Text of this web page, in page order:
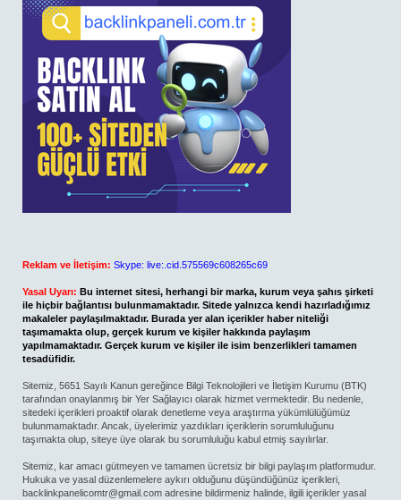
Reklam ve İletişim: Skype: live:.cid.575569c608265c69
Yasal Uyarı: Bu internet sitesi, herhangi bir marka, kurum veya şahıs şirketi
ile hiçbir bağlantısı bulunmamaktadır. Sitede yalnızca kendi hazırladığımız
makaleler paylaşılmaktadır. Burada yer alan içerikler haber niteliği
taşımamakta olup, gerçek kurum ve kişiler hakkında paylaşım
yapılmamaktadır. Gerçek kurum ve kişiler ile isim benzerlikleri tamamen
tesadüfidir.
Sitemiz, 5651 Sayılı Kanun gereğince Bilgi Teknolojileri ve İletişim Kurumu (BTK)
tarafından onaylanmış bir Yer Sağlayıcı olarak hizmet vermektedir. Bu nedenle,
sitedeki içerikleri proaktif olarak denetleme veya araştırma yükümlülüğümüz
bulunmamaktadır. Ancak, üyelerimiz yazdıkları içeriklerin sorumluluğunu
taşımakta olup, siteye üye olarak bu sorumluluğu kabul etmiş sayılırlar.
Sitemiz, kar amacı gütmeyen ve tamamen ücretsiz bir bilgi paylaşım platformudur.
Hukuka ve yasal düzenlemelere aykırı olduğunu düşündüğünüz içerikleri,
backlinkpanelicomtr@gmail.com adresine bildirmeniz halinde, ilgili içerikler yasal